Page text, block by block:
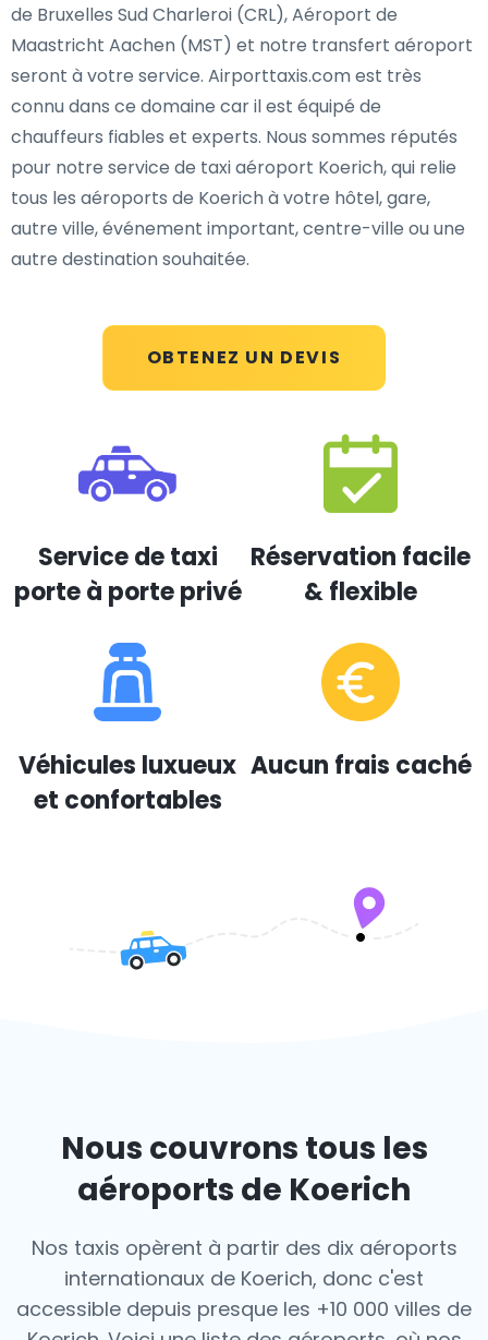
OBTENEZ UN DEVIS
de Bruxelles Sud Charleroi (CRL), Aéroport de
Maastricht Aachen (MST) et notre transfert aéroport
seront à votre service. Airporttaxis.com est très
connu dans ce domaine car il est équipé de
chauffeurs fiables et experts. Nous sommes réputés
pour notre service de taxi aéroport Koerich, qui relie
tous les aéroports de Koerich à votre hôtel, gare,
autre ville, événement important, centre-ville ou une
autre destination souhaitée.
Service de taxi
porte à porte privé
Réservation facile
& flexible
Véhicules luxueux
et confortables
Aucun frais caché
Nous couvrons tous les
aéroports de Koerich
Nos taxis opèrent à partir des dix aéroports
internationaux de Koerich, donc c'est
accessible depuis presque les +10 000 villes de